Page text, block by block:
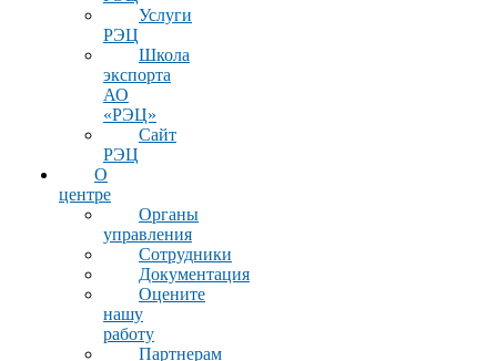
Услуги
РЭЦ
Школа
экспорта
АО
«РЭЦ»
Сайт
РЭЦ
О
центре
Органы
управления
Сотрудники
Документация
Оцените
нашу
работу
Партнерам